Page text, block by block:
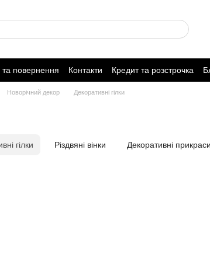
повернення Контакти Кредит та розстрочка
Новорічний декор Декоративні гілки
гілки Різдвяні вінки Декоративні прикраси